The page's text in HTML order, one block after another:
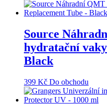
Source
hydratační
Black
399 Kč Do obchodu